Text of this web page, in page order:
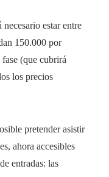
necesario estar entre
150.000 por
(que cubrirá
los precios
pretender asistir
ahora accesibles
entradas: las